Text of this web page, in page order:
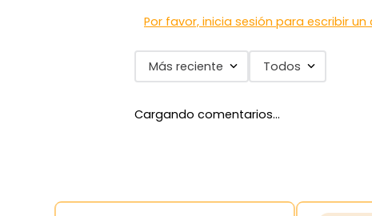
Por favor, inicia sesión para escribir
Más reciente Todos
Cargando comentarios…